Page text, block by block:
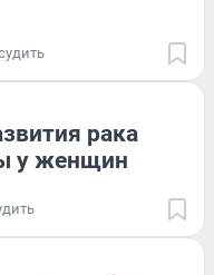
рака
у женщин